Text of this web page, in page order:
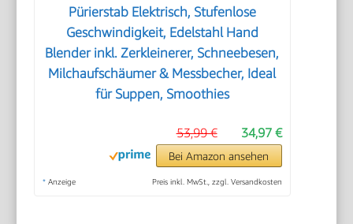
Pürierstab Elektrisch, Stufenlose
Geschwindigkeit, Edelstahl Hand
Blender inkl. Zerkleinerer, Schneebesen,
Milchaufschäumer & Messbecher, Ideal
für Suppen, Smoothies
34,97 €
53,99 €
Bei Amazon ansehen
* Anzeige Preis inkl. MwSt., zzgl. Versandkosten